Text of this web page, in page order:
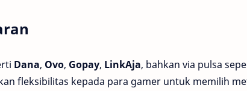
Dana, Ovo, Gopay, LinkAja, bahkan via pulsa
fleksibilitas kepada para gamer untuk memilih